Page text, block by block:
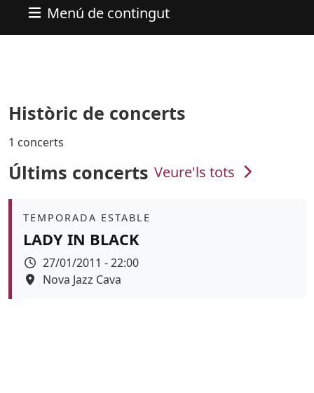
Menú de contingut
Històric de concerts
1 concerts
Últims concerts Veure'ls tots
Àmbit
TEMPORADA ESTABLE
LADY IN BLACK
Data
27/01/2011 - 22:00
Espai
Nova Jazz Cava